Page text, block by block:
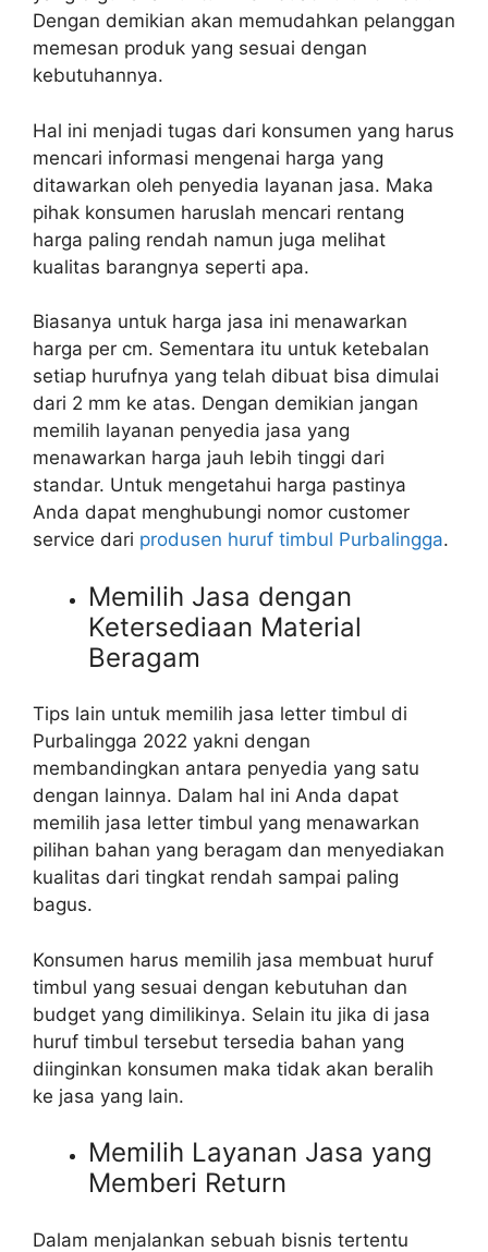
Dengan demikian akan memudahkan pelanggan
memesan produk yang sesuai dengan
kebutuhannya.
Hal ini menjadi tugas dari konsumen yang harus
mencari informasi mengenai harga yang
ditawarkan oleh penyedia layanan jasa. Maka
pihak konsumen haruslah mencari rentang
harga paling rendah namun juga melihat
kualitas barangnya seperti apa.
Biasanya untuk harga jasa ini menawarkan
harga per cm. Sementara itu untuk ketebalan
setiap hurufnya yang telah dibuat bisa dimulai
dari 2 mm ke atas. Dengan demikian jangan
memilih layanan penyedia jasa yang
menawarkan harga jauh lebih tinggi dari
standar. Untuk mengetahui harga pastinya
Anda dapat menghubungi nomor customer
service dari produsen huruf timbul Purbalingga.
Memilih Jasa dengan
Ketersediaan Material
Beragam
Tips lain untuk memilih jasa letter timbul di
Purbalingga 2022 yakni dengan
membandingkan antara penyedia yang satu
dengan lainnya. Dalam hal ini Anda dapat
memilih jasa letter timbul yang menawarkan
pilihan bahan yang beragam dan menyediakan
kualitas dari tingkat rendah sampai paling
bagus.
Konsumen harus memilih jasa membuat huruf
timbul yang sesuai dengan kebutuhan dan
budget yang dimilikinya. Selain itu jika di jasa
huruf timbul tersebut tersedia bahan yang
diinginkan konsumen maka tidak akan beralih
ke jasa yang lain.
Memilih Layanan Jasa yang
Memberi Return
Dalam menjalankan sebuah bisnis tertentu